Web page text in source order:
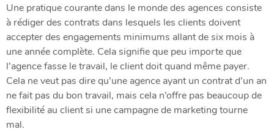
Une pratique courante dans le monde des agences consiste
à rédiger des contrats dans lesquels les clients doivent
accepter des engagements minimums allant de six mois à
une année complète. Cela signifie que peu importe que
l’agence fasse le travail, le client doit quand même payer.
Cela ne veut pas dire qu’une agence ayant un contrat d’un an
ne fait pas du bon travail, mais cela n’offre pas beaucoup de
flexibilité au client si une campagne de marketing tourne
mal.